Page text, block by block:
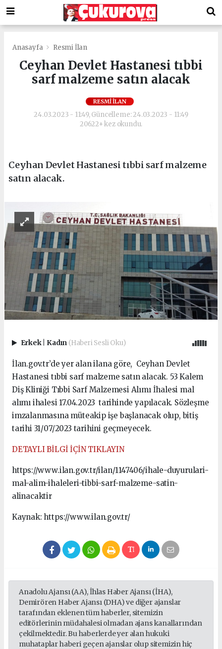
Anasayfa Resmi İlan
Ceyhan Devlet Hastanesi tıbbi
sarf malzeme satın alacak
RESMI İLAN
24.03.2023 - 11:49, Güncelleme: 24.03.2023 - 11:49
20622+ kez okundu.
Ceyhan Devlet Hastanesi tıbbi sarf malzeme
satın alacak.
Erkek Kadın (Haberi Sesli Oku)
İlan.gov.tr’de yer alan ilana göre, Ceyhan Devlet
Hastanesi tıbbi sarf malzeme satın alacak. 53 Kalem
Diş Kliniği Tıbbi Sarf Malzemesi Alımı İhalesi mal
alımı ihalesi 17.04.2023 tarihinde yapılacak. Sözleşme
imzalanmasına müteakip işe başlanacak olup, bitiş
tarihi 31/07/2023 tarihini geçmeyecek.
DETAYLI BİLGİ İÇİN TIKLAYIN
https://www.ilan.gov.tr/ilan/1147406/ihale-duyurulari-
mal-alim-ihaleleri-tibbi-sarf-malzeme-satin-
alinacaktir
Kaynak: https://www.ilan.gov.tr/
Anadolu Ajansı (AA), İhlas Haber Ajansı (İHA),
Demirören Haber Ajansı (DHA) ve diğer ajanslar
tarafından eklenen tüm haberler, sitemizin
editörlerinin müdahalesi olmadan ajans kanallarından
çekilmektedir. Bu haberlerde yer alan hukuki
muhataplar haberi geçen ajanslar olup sitemizin hiç